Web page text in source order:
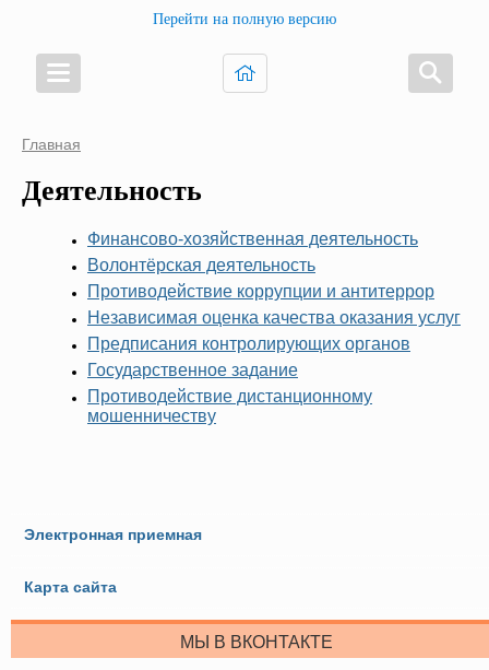
Перейти на полную версию
Главная
Деятельность
Финансово-хозяйственная деятельность
Волонтёрская деятельность
Противодействие коррупции и антитеррор
Независимая оценка качества оказания услуг
Предписания контролирующих органов
Государственное задание
Противодействие дистанционному
мошенничеству
Электронная приемная
Карта сайта
МЫ В ВКОНТАКТЕ